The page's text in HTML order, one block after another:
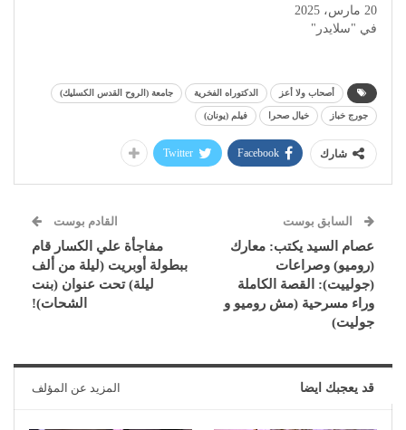
20 مارس، 2025
في "سلايدر"
أصحاب ولا أعز الدكتوراه الفخرية جامعة (الروح القدس الكسليك)
جورج خباز خيال صحرا فيلم (يونان)
شارك Facebook
Twitter
السابق بوست
عصام السيد يكتب: معارك
(روميو) وصراعات
(جولييت): القصة الكاملة
وراء مسرحية (مش روميو و
جوليت)
القادم بوست
مفاجأة علي الكسار قام
ببطولة أوبريت (ليلة من ألف
ليلة) تحت عنوان (بنت
الشحات)!
قد يعجبك ايضا المزيد عن المؤلف